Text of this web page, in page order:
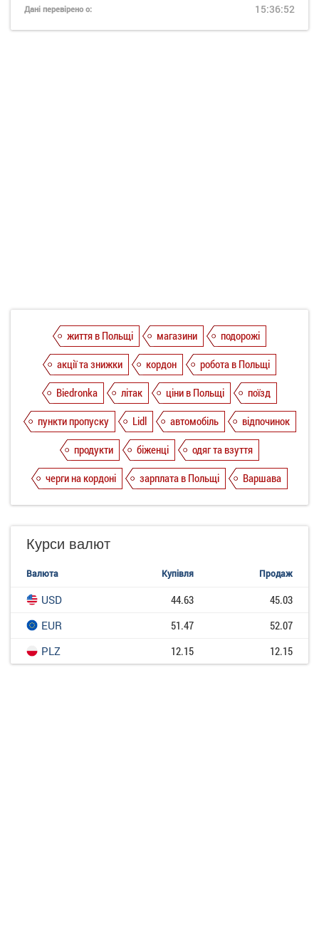
Дані перевірено о: 15:36:52
життя в Польщі магазини
подорожі
акції та знижки
кордон
робота в Польщі
Biedronka
літак ціни в Польщі
поїзд
пункти пропуску
Lidl автомобіль
відпочинок
продукти
біженці
одяг та взуття
черги на кордоні
зарплата в Польщі Варшава
Курси валют
Валюта Купівля Продаж
USD 44.63
45.03
EUR
51.47
52.07
PLZ
12.15 12.15